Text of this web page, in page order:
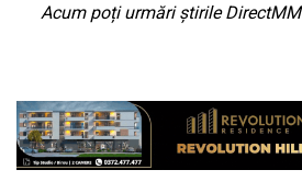
Acum poți urmări știrile